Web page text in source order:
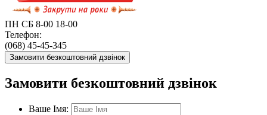
ПН СБ 8-00 18-00
Телефон:
(068) 45-45-345
Замовити безкоштовний дзвінок
Замовити безкоштовний дзвінок
Ваше Імя: